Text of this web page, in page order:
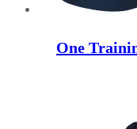
One